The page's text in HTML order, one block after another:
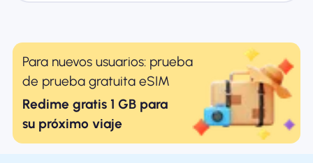
Para nuevos usuarios: prueba
de prueba gratuita eSIM
Redime gratis 1 GB para
su próximo viaje